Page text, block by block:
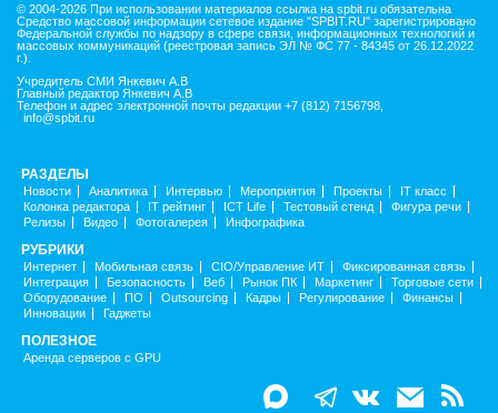
© 2004-2026 При использовании материалов ссылка на spbit.ru обязательна
Средство массовой информации сетевое издание "SPBIT.RU" зарегистрировано
Федеральной службы по надзору в сфере связи, информационных технологий и
массовых коммуникаций (реестровая запись ЭЛ № ФС 77 - 84345 от 26.12.2022
г.).
Учредитель СМИ Янкевич А.В
Главный редактор Янкевич А.В
Телефон и адрес электронной почты редакции +7 (812) 7156798,
info@spbit.ru
РАЗДЕЛЫ
Новости Аналитика Интервью Мероприятия Проекты
IT класс
Колонка редактора
IT рейтинг ICT Life Тестовый стенд
Фигура речи
Релизы
Видео Фотогалерея Инфографика
РУБРИКИ
Интернет Мобильная связь CIO/Управление ИТ
Фиксированная связь
Интеграция
Безопасность Веб Рынок ПК Маркетинг
Торговые сети
Оборудование
ПО Outsourcing Кадры Регулирование
Финансы
Инновации
Гаджеты
ПОЛЕЗНОЕ
Аренда серверов с GPU